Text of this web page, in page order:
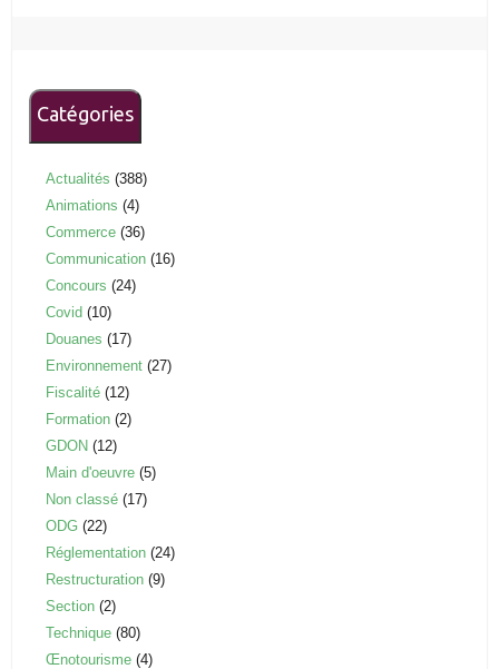
Catégories
Actualités (388)
Animations (4)
Commerce (36)
Communication (16)
Concours (24)
Covid (10)
Douanes (17)
Environnement (27)
Fiscalité (12)
Formation (2)
GDON (12)
Main d'oeuvre (5)
Non classé (17)
ODG (22)
Réglementation (24)
Restructuration (9)
Section (2)
Technique (80)
Œnotourisme (4)